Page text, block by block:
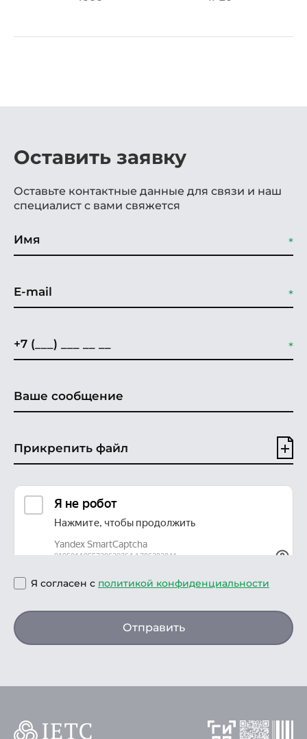
Оставить заявку
Оставьте контактные данные для связи и наш
специалист с вами свяжется
Прикрепить файл
Я согласен с политикой конфиденциальности
Отправить